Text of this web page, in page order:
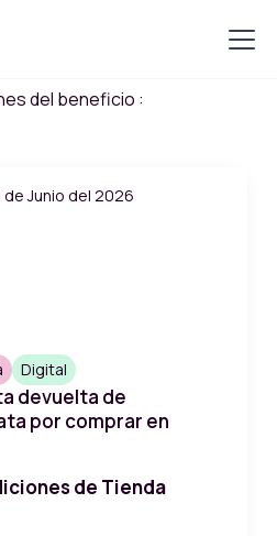
del beneficio :
Junio del 2026
Digital
devuelta de
por comprar en
de Tienda